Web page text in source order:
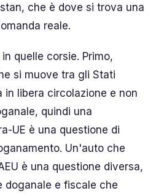
che è dove si trova una
reale.
quelle corsie. Primo,
si muove tra gli Stati
in libera circolazione e non
quindi una
UE è una questione di
Un'auto che
è una questione diversa,
doganale e fiscale che